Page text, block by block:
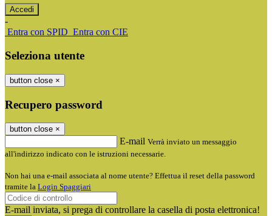
-
Entra con SPID Entra con CIE
Seleziona utente
button close ×
Recupero password
button close ×
E-mail Verrà inviato un messaggio
all'indirizzo indicato con le istruzioni necessarie.
Non hai una e-mail associata al nome utente? Effettua il reset della password
tramite la Login Spaggiari
E-mail inviata, si prega di controllare la casella di posta elettronica!